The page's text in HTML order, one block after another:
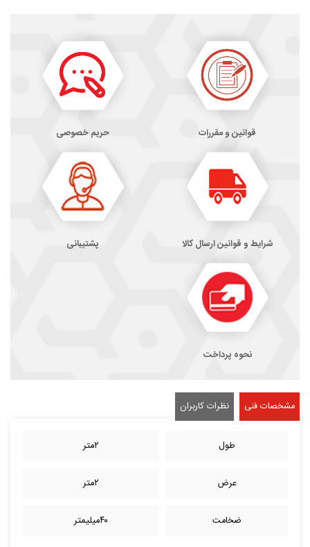
قوانین و مقررات حریم خصوصی
شرایط و قوانین ارسال کالا پشتیبانی
نحوه پرداخت
مشخصات فنی نظرات کاربران
طول ۲متر
عرض ۲متر
ضخامت ۴۰میلیمتر